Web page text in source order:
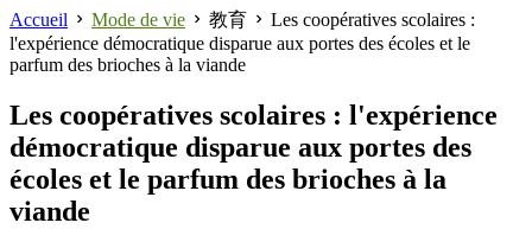
Accueil Mode de vie 教育
Les coopératives scolaires :
l'expérience démocratique disparue aux portes des écoles et le
parfum des brioches à la viande
Les coopératives scolaires : l'expérience
démocratique disparue aux portes des
écoles et le parfum des brioches à la
viande